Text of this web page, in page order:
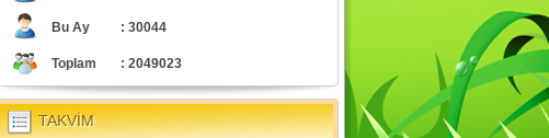
Bu Ay : 30044
Toplam : 2049023
TAKVİM